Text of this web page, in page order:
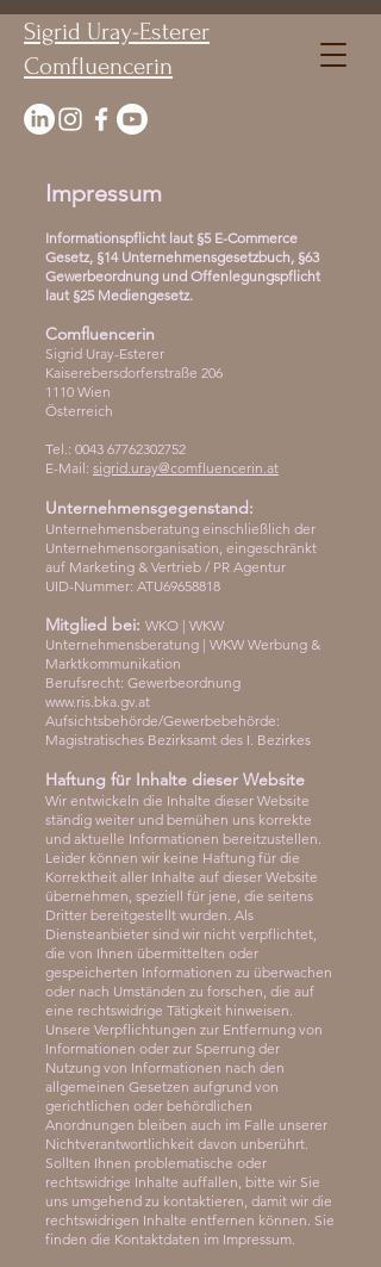
Sigrid Uray-Esterer
Comfluencerin
Impressum
Informationspflicht laut §5 E-Commerce
Gesetz, §14 Unternehmensgesetzbuch, §63
Gewerbeordnung und Offenlegungspflicht
laut §25 Mediengesetz.
Comfluencerin
Sigrid Uray-Esterer
Kaiserebersdorferstraße 206
1110 Wien
Österreich
Tel.: 0043 67762302752
E-Mail: sigrid.uray@comfluencerin.at
Unternehmensgegenstand:
Unternehmensberatung einschließlich der
Unternehmensorganisation, eingeschränkt
auf Marketing & Vertrieb / PR Agentur
UID-Nummer: ATU69658818
Mitglied bei: WKO | WKW
Unternehmensberatung | WKW Werbung &
Marktkommunikation
Berufsrecht: Gewerbeordnung
www.ris.bka.gv.at
Aufsichtsbehörde/Gewerbebehörde:
Magistratisches Bezirksamt des I. Bezirkes
Haftung für Inhalte dieser Website
Wir entwickeln die Inhalte dieser Website
ständig weiter und bemühen uns korrekte
und aktuelle Informationen bereitzustellen.
Leider können wir keine Haftung für die
Korrektheit aller Inhalte auf dieser Website
übernehmen, speziell für jene, die seitens
Dritter bereitgestellt wurden. Als
Diensteanbieter sind wir nicht verpflichtet,
die von Ihnen übermittelten oder
gespeicherten Informationen zu überwachen
oder nach Umständen zu forschen, die auf
eine rechtswidrige Tätigkeit hinweisen.
Unsere Verpflichtungen zur Entfernung von
Informationen oder zur Sperrung der
Nutzung von Informationen nach den
allgemeinen Gesetzen aufgrund von
gerichtlichen oder behördlichen
Anordnungen bleiben auch im Falle unserer
Nichtverantwortlichkeit davon unberührt.
Sollten Ihnen problematische oder
rechtswidrige Inhalte auffallen, bitte wir Sie
uns umgehend zu kontaktieren, damit wir die
rechtswidrigen Inhalte entfernen können. Sie
finden die Kontaktdaten im Impressum.